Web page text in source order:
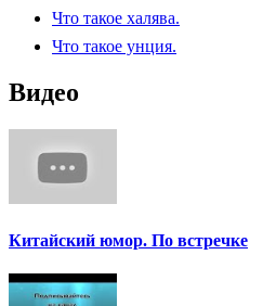
Что такое халява.
Что такое унция.
Видео
Китайский юмор. По встречке